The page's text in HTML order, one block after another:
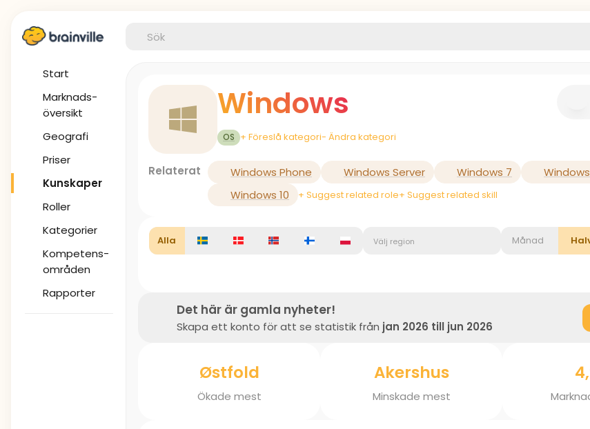
Start
Marknads-
översikt
Geografi
Priser
Kunskaper
Roller
Kategorier
Kompetens-
områden
Rapporter
Windows
OS + Föreslå kategori- Ändra kategori
Relaterat Windows Phone Windows Server Windows 7
Windows 10
+ Suggest related role+ Suggest related skill
Alla Välj region Månad
Det här är gamla nyheter!
Skapa ett konto för att se statistik från jan 2026 till jun 2026
Østfold
Ökade mest
Akershus
Minskade mest